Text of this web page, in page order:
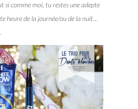
si comme moi, tu restes une adepte
heure de la journée/ou de la nuit…